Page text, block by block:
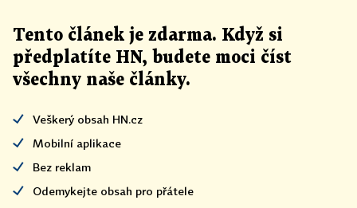
Tento článek je zdarma. Když si
předplatíte HN, budete moci číst
všechny naše články.
Veškerý obsah HN.cz
Mobilní aplikace
Bez reklam
Odemykejte obsah pro přátele